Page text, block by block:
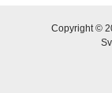
Copyright ©